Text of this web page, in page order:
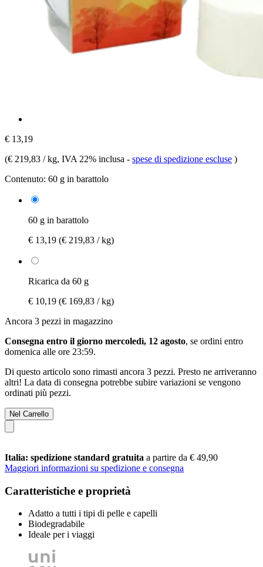
€ 13,19
(€ 219,83 / kg, IVA 22% inclusa - spese di spedizione escluse )
Contenuto: 60 g in barattolo
60 g in barattolo
€ 13,19 (€ 219,83 / kg)
Ricarica da 60 g
€ 10,19 (€ 169,83 / kg)
Ancora 3 pezzi in magazzino
Consegna entro il giorno mercoledì, 12 agosto, se ordini entro
domenica alle ore 23:59.
Di questo articolo sono rimasti ancora 3 pezzi. Presto ne arriveranno
altri! La data di consegna potrebbe subire variazioni se vengono
ordinati più pezzi.
Nel Carrello
Italia: spedizione standard gratuita a partire da € 49,90
Maggiori informazioni su spedizione e consegna
Caratteristiche e proprietà
Adatto a tutti i tipi di pelle e capelli
Biodegradabile
Ideale per i viaggi